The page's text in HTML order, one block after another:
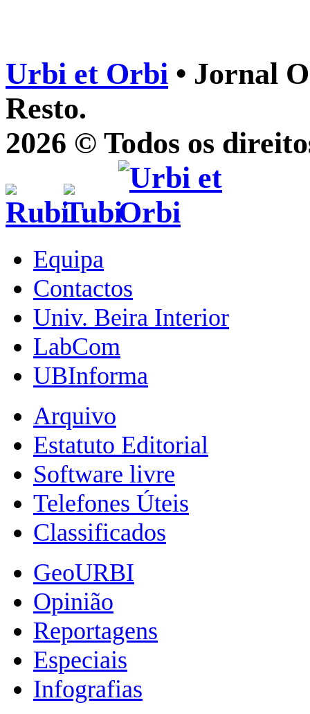
Urbi et Orbi • Jornal
Resto.
2026 © Todos os
Equipa
Contactos
Univ. Beira Interior
LabCom
UBInforma
Arquivo
Estatuto Editorial
Software livre
Telefones Úteis
Classificados
GeoURBI
Opinião
Reportagens
Especiais
Infografias